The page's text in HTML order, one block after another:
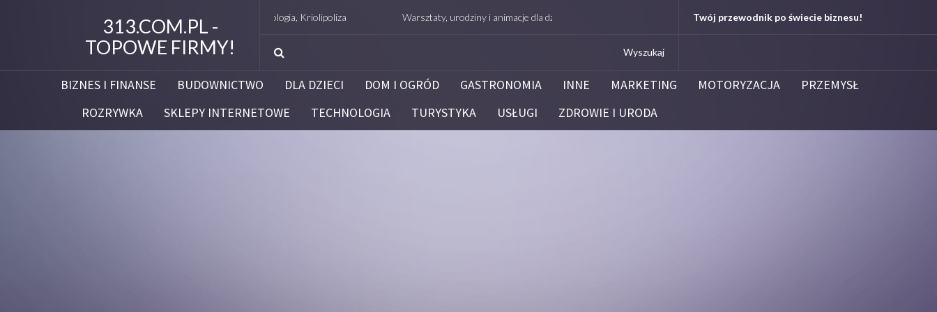
313.COM.PL -
TOPOWE FIRMY!
Studio Figura Białystok – Endermologia, Kriolipoliza Warsztaty, urodziny i animacje dla dzieci – Białystok – potrafie.edu.pl Kleenoil Centrum Dezynfekcji i
Twój przewodnik po świecie biznesu!
BIZNES I FINANSE BUDOWNICTWO DLA DZIECI DOM I OGRÓD GASTRONOMIA INNE MARKETING MOTORYZACJA
PRZEMYSŁ
ROZRYWKA
SKLEPY INTERNETOWE TECHNOLOGIA TURYSTYKA USŁUGI ZDROWIE I URODA